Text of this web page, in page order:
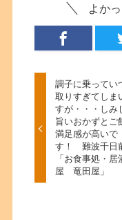
よか
調子に乗ってい
取りすぎてしま
すが・・・しみ
旨いおかずとご
満足感が高いで
す！ 難波千
「お食事処・居
屋 竜田屋」